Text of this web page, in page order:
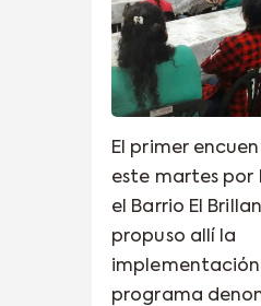
El primer
este martes por
el Barrio El
propuso allí la
implementación
programa